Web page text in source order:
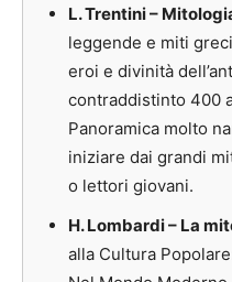
L. Trentini –
leggende e miti
eroi e divinità
contraddistinto 400
Panoramica molto
iniziare dai grandi
o lettori giovani.
H. Lombardi – La
alla Cultura